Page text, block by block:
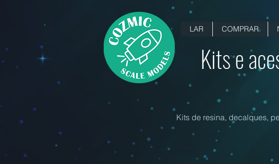
LAR COMPRAR
Kits e
Kits de resina, decalques,